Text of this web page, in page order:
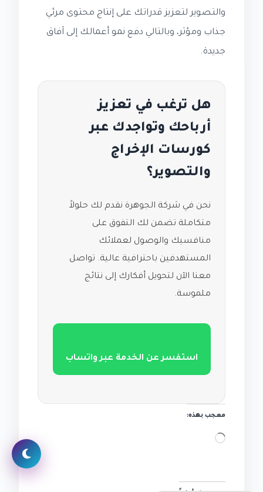
والتصوير لتعزيز قدراتك على إنتاج محتوى مرئي
جذاب ومؤثر، وبالتالي دفع نمو أعمالك إلى آفاق
جديدة.
هل ترغب في تعزيز
أرباحك وتواجدك عبر
كورسات الإخراج
والتصوير؟
نحن في شركة الجوهرة نقدم لك حلولاً
متكاملة تضمن لك التفوق على
منافسيك والوصول لعملائك
المستهدفين باحترافية عالية. تواصل
معنا الآن لتحويل أفكارك إلى نتائج
ملموسة.
استفسر عن الخدمة عبر واتساب
معجب بهذه:
جاري